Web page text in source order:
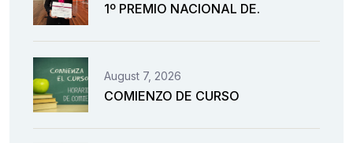
1º PREMIO NACIONAL DE.
August 7, 2026
COMIENZO DE CURSO